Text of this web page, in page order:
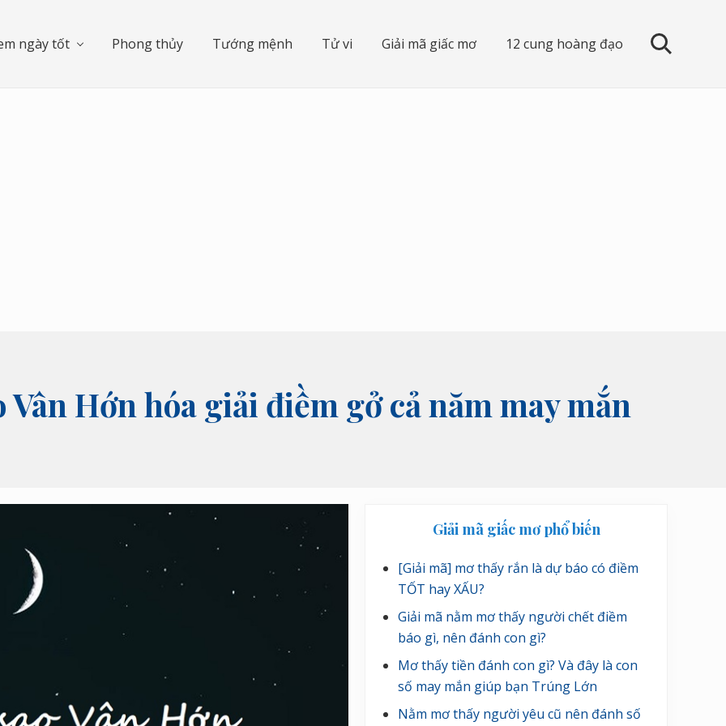
ngày tốt Phong thủy Tướng mệnh Tử vi Giải mã giấc mơ 12 cung hoàng đạo search
Vân Hớn hóa giải điềm gở cả năm may mắn
SidebarGiải mã giấc mơ phổ biến
[Giải mã] mơ thấy rắn là dự báo có điềm
TỐT hay XẤU?
Giải mã nằm mơ thấy người chết điềm
báo gì, nên đánh con gì?
Mơ thấy tiền đánh con gì? Và đây là con
số may mắn giúp bạn Trúng Lớn
Nằm mơ thấy người yêu cũ nên đánh số